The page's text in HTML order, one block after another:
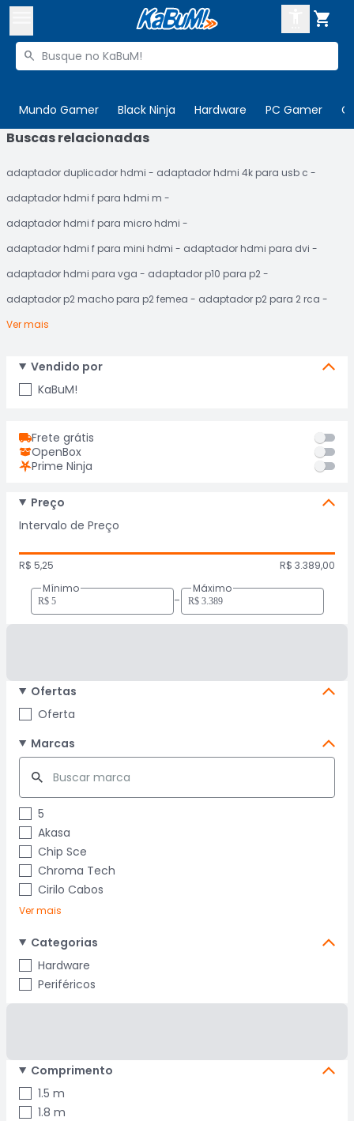

Buscar produtos

Mundo Gamer Black Ninja Hardware PC Gamer

 Departamentos
Cupons
Mais Vendidos
ENTRE
CADASTRE-SE
Buscas relacionadas
adaptador duplicador hdmi
adaptador hdmi 4k para usb c
adaptador hdmi f para hdmi m
adaptador hdmi f para micro hdmi
adaptador hdmi f para mini hdmi
adaptador hdmi para dvi
adaptador hdmi para vga
adaptador p10 para p2
adaptador p2 macho para p2 femea
adaptador p2 para 2 rca
Ver mais
Vendido por
KaBuM!
Frete grátis
OpenBox
Prime Ninja
Preço
Intervalo de Preço
R$ 5,25
R$ 3.389,00
Mínimo
-
Máximo
Ofertas
Oferta
Marcas
5
Akasa
Chip Sce
Chroma Tech
Cirilo Cabos
Ver mais
Categorias
Hardware
Periféricos
Comprimento
1.5 m
1.8 m